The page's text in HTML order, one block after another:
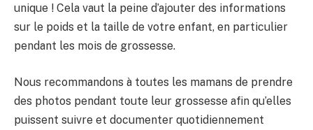
unique ! Cela vaut la peine d’ajouter des informations
sur le poids et la taille de votre enfant, en particulier
pendant les mois de grossesse.
Nous recommandons à toutes les mamans de prendre
des photos pendant toute leur grossesse afin qu’elles
puissent suivre et documenter quotidiennement